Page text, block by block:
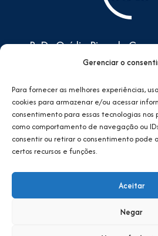
Gerenciar o
Para fornecer as melhores experiências,
cookies para armazenar e/ou acessar
consentimento para essas tecnologias nos
como comportamento de navegação ou
consentir ou retirar o consentimento
certos recursos e funções.
Aceitar
Negar
R. Dr. Ovídio Pires de
César, São Paulo/SP -
Complexo do